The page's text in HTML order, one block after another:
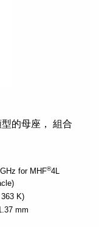
的母座， 組合
for MHF®4L
K)
mm